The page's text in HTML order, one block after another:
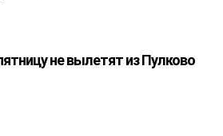
не вылетят из Пулково